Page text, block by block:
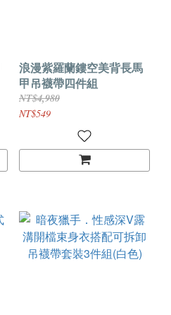
浪漫紫羅蘭鏤空美背長馬
甲吊襪帶四件組
NT$4,980
NT$549